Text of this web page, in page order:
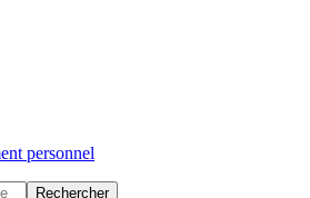
personnel